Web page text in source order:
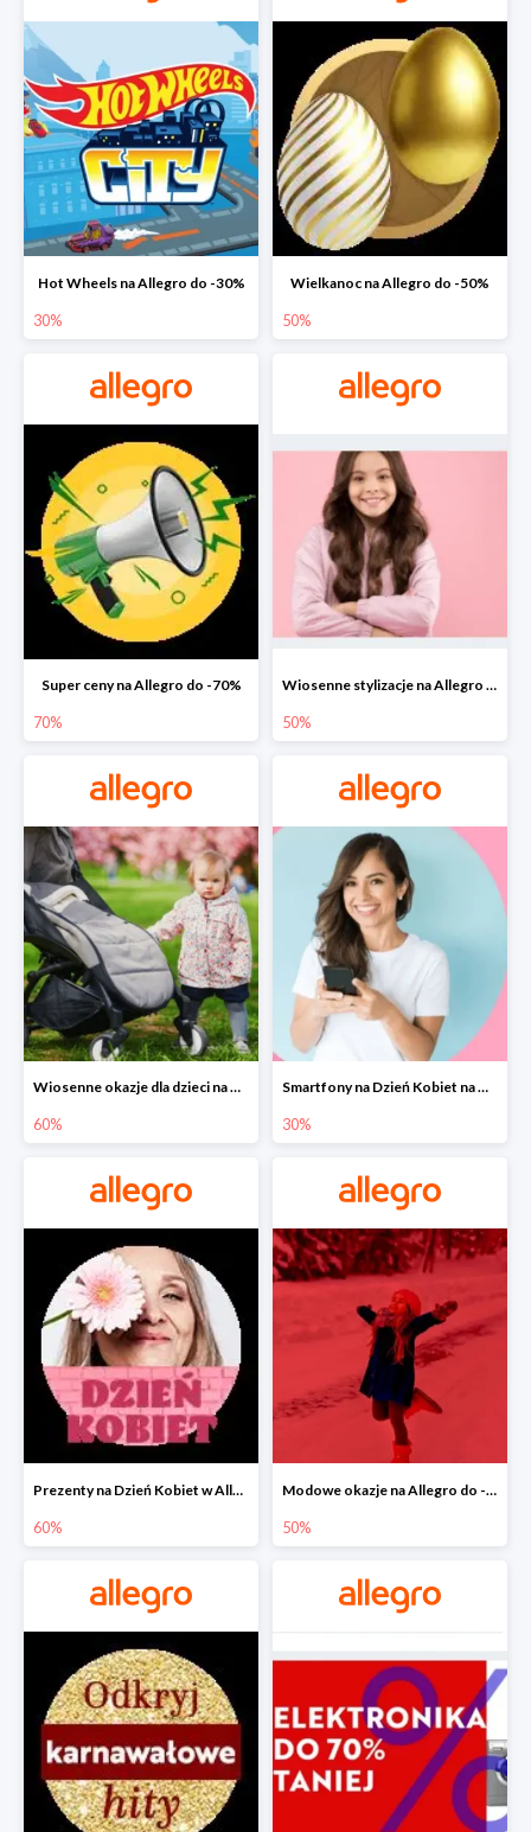
Hot Wheels na Allegro do -30%
30%
Wielkanoc na Allegro do -50%
50%
Super ceny na Allegro do -70%
70%
Wiosenne stylizacje na Allegro do -50%
50%
Wiosenne okazje dla dzieci na Allegro do -60%
60%
Smartfony na Dzień Kobiet na Allegro do -30%
30%
Prezenty na Dzień Kobiet w Allegro do -60%
60%
Modowe okazje na Allegro do -50%
50%